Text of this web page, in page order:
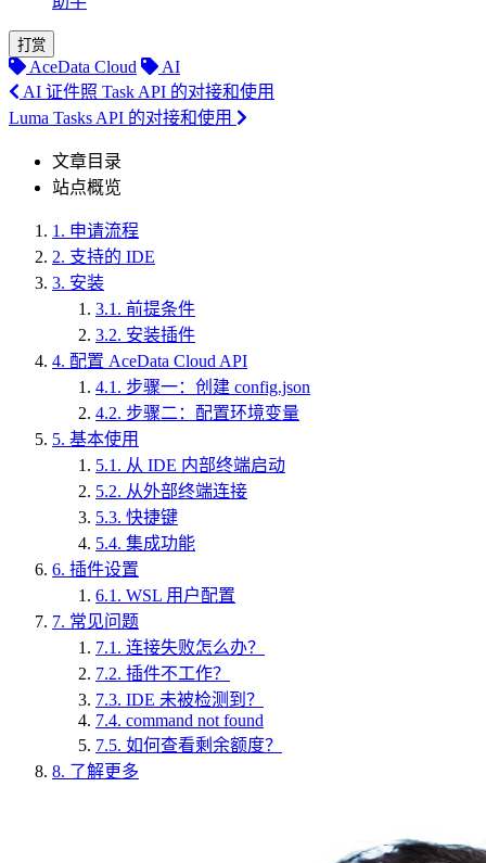
打赏
AceData Cloud
AI
AI 证件照 Task API 的对接和使用
Luma Tasks API 的对接和使用
文章目录
站点概览
1. 申请流程
2. 支持的 IDE
3. 安装
3.1. 前提条件
3.2. 安装插件
4. 配置 AceData Cloud API
4.1. 步骤一：创建 config.json
4.2. 步骤二：配置环境变量
5. 基本使用
5.1. 从 IDE 内部终端启动
5.2. 从外部终端连接
5.3. 快捷键
5.4. 集成功能
6. 插件设置
6.1. WSL 用户配置
7. 常见问题
7.1. 连接失败怎么办？
7.2. 插件不工作？
7.3. IDE 未被检测到？
7.4. command not found
7.5. 如何查看剩余额度？
8. 了解更多